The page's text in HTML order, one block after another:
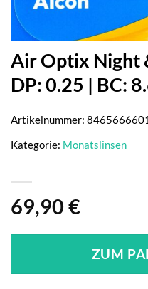
Air Optix Night
DP: 0.25 | BC:
69,90 €
ZUM
Artikelnummer:
Kategorie: Monatslinsen